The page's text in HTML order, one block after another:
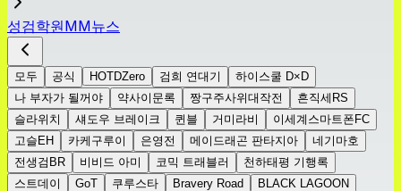
성검학원MM뉴스
모두 공식 HOTDZero 검희 연대기
하이스쿨 D×D
나 부자가 될꺼야
약사이문록 짱구주사위대작전
흔직세RS
슬라위치
섀도우 브레이크 퀸블 거미라비
이세계스마트폰FC
고슬EH
카케구루이 은영전 메이드래곤 판타지아
네기마호
전생검BR
비비드 아미 코믹 트래블러
천하태평 기행록
스트데이
GoT 쿠루스타 Bravery Road
BLACK LAGOON